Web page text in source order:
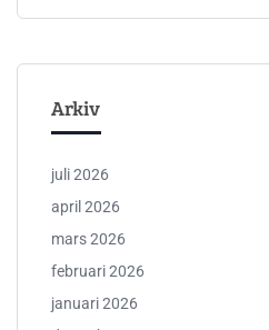
Arkiv
juli 2026
april 2026
mars 2026
februari 2026
januari 2026